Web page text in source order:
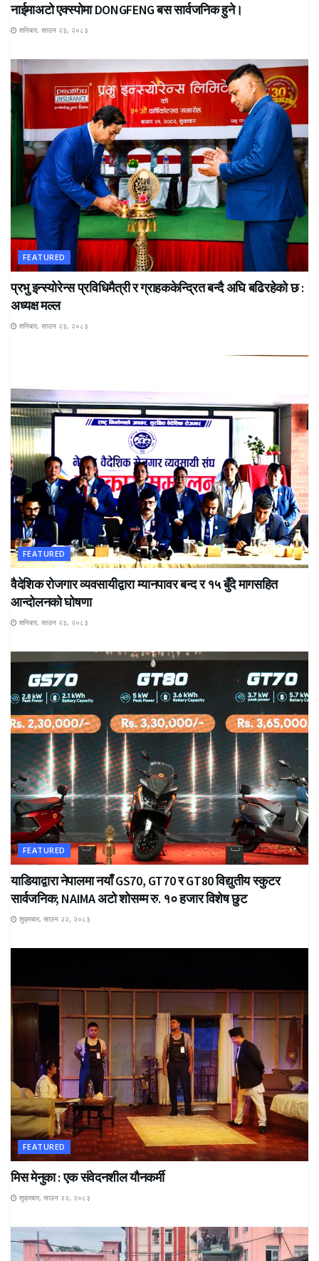
नाईमाअटो एक्स्पोमा DONGFENG बस सार्वजनिक हुने।
शनिबार, साउन २३, २०८३
FEATURED
प्रभु इन्स्योरेन्स प्रविधिमैत्री र ग्राहककेन्द्रित बन्दै अघि बढिरहेको छ :
अध्यक्ष मल्ल
शनिबार, साउन २३, २०८३
FEATURED
वैदेशिक रोजगार व्यवसायीद्वारा म्यानपावर बन्द र १५ बुँदे मागसहित
आन्दोलनको घोषणा
शनिबार, साउन २३, २०८३
FEATURED
याडियाद्वारा नेपालमा नयाँ GS70, GT70 र GT80 विद्युतीय स्कुटर
सार्वजनिक; NAIMA अटो शोसम्म रु. १० हजार विशेष छुट
शुक्रबार, साउन २२, २०८३
FEATURED
मिस मेनुका : एक संवेदनशील यौनकर्मी
शुक्रबार, साउन २२, २०८३